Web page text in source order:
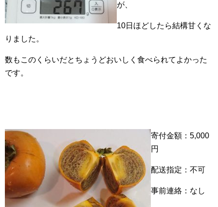
が、
10日ほどしたら結構甘くな
りました。
数もこのくらいだとちょうどおいしく食べられてよかった
です。
寄付金額：5,000
円
配送指定：不可
事前連絡：なし